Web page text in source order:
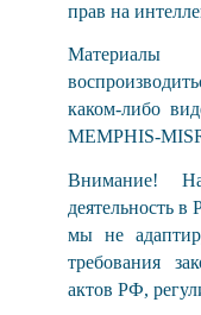
прав на
Материалы
каком-либо
MEMPHIS-
Внимание!
деятельность
мы не
требования
актов РФ,